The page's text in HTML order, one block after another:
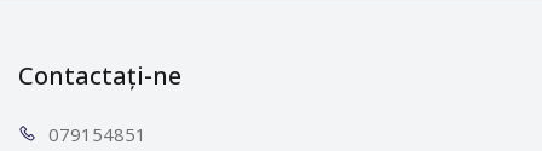
Contactați-ne
0791 54851